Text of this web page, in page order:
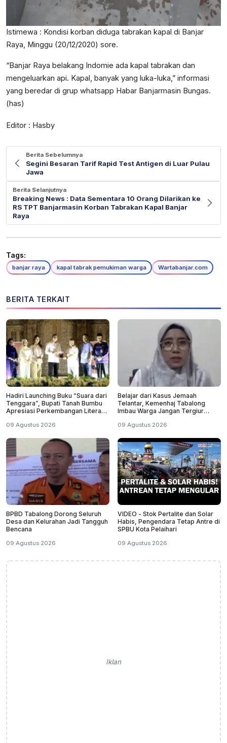
Istimewa : Kondisi korban diduga tabrakan kapal di Banjar
Raya, Minggu (20/12/2020) sore.
“Banjar Raya belakang Indomie ada kapal tabrakan dan
mengeluarkan api. Kapal, banyak yang luka-luka,” informasi
yang beredar di grup whatsapp Habar Banjarmasin Bungas.
(has)
Editor : Hasby
Berita Sebelumnya
Segini Besaran Tarif Rapid Test Antigen di Luar Pulau
Jawa
Berita Selanjutnya
Breaking News : Data Sementara 10 Orang Dilarikan ke
RS TPT Banjarmasin Korban Tabrakan Kapal Banjar
Raya
Tags:
banjar raya kapal tabrak pemukiman warga Wartabanjar.com
BERITA TERKAIT
Hadiri Launching Buku “Suara dari
Tenggara”, Bupati Tanah Bumbu
Apresiasi Perkembangan Literasi
09 Agustus 2026
Belajar dari Kasus Jemaah
Telantar, Kemenhaj Tabalong
Imbau Warga Jangan Tergiur
09 Agustus 2026
BPBD Tabalong Dorong Seluruh
Desa dan Kelurahan Jadi Tangguh
Bencana
09 Agustus 2026
VIDEO - Stok Pertalite dan Solar
Habis, Pengendara Tetap Antre di
SPBU Kota Pelaihari
09 Agustus 2026
Iklan